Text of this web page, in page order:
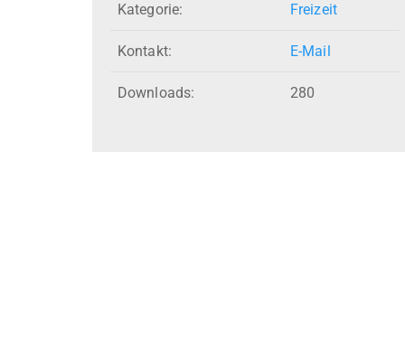
Kategorie: Freizeit
Kontakt: E-Mail
Downloads: 280